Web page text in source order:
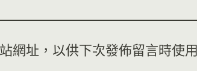
網址，以供下次發佈留言時使用